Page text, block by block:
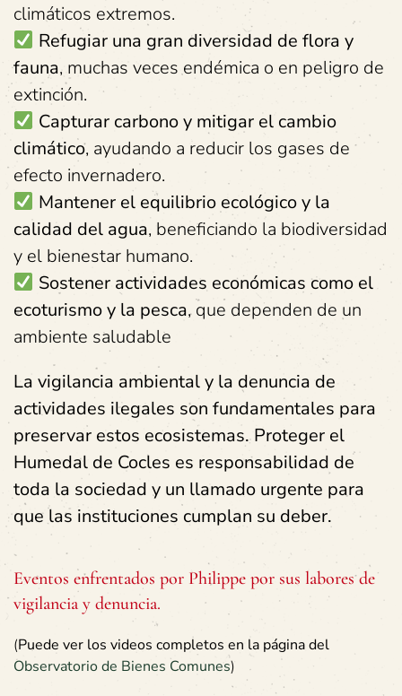
climáticos extremos.
Refugiar una gran diversidad de flora y
fauna, muchas veces endémica o en peligro de
extinción.
Capturar carbono y mitigar el cambio
climático, ayudando a reducir los gases de
efecto invernadero.
Mantener el equilibrio ecológico y la
calidad del agua, beneficiando la biodiversidad
y el bienestar humano.
Sostener actividades económicas como el
ecoturismo y la pesca, que dependen de un
ambiente saludable
La vigilancia ambiental y la denuncia de
actividades ilegales son fundamentales para
preservar estos ecosistemas. Proteger el
Humedal de Cocles es responsabilidad de
toda la sociedad y un llamado urgente para
que las instituciones cumplan su deber.
Eventos enfrentados por Philippe por sus labores de
vigilancia y denuncia.
(Puede ver los videos completos en la página del
Observatorio de Bienes Comunes)